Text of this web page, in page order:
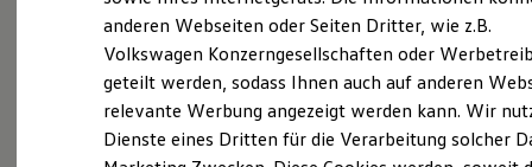
Verbrauchskosten
Kaufoptionen
E-Auto-Förderung
Software und Konnektivität
Die ID. Software 6
ID. Software Versionen und Updates
Digitale Extras
Schnittstellen zu Ihrem ID.
anderen Webseiten oder Seiten Dritter, wie z.B.
Volkswagen Konzerngesellschaften oder
geteilt werden, sodass Ihnen auch auf anderen
relevante Werbung angezeigt werden kann. Wir
Dienste eines Dritten für die Verarbeitung solcher